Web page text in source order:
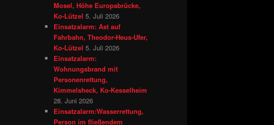
Mosel, Höhe Europabrücke,
Ko-Lützel 5. Juli 2026
Einsatzalarm: Ast auf
Fahrbahn, Theodor-Heus-Ufer,
Ko-Lützel 5. Juli 2026
Einsatzalarm:
Wohnungsbrand mit
Personenrettung,
Kimmelsheck, Ko-Kesselheim
28. Juni 2026
Einsatzalarm:Wasserrettung,
Person im fließendem